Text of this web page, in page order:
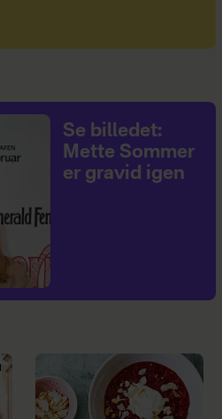
Se billedet:
Mette Sommer
er gravid igen